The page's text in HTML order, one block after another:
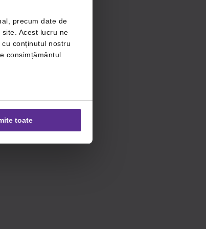
precum date de
Acest lucru ne
conținutul nostru
consimțământul
toate